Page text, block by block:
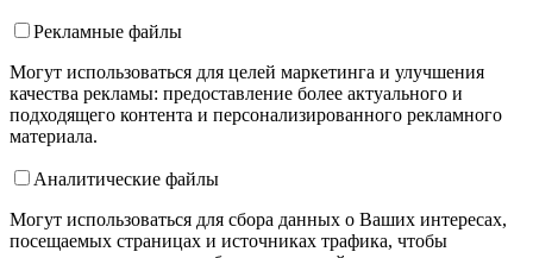
Рекламные файлы
Могут использоваться для целей маркетинга и улучшения
качества рекламы: предоставление более актуального и
подходящего контента и персонализированного рекламного
материала.
Аналитические файлы
Могут использоваться для сбора данных о Ваших интересах,
посещаемых страницах и источниках трафика, чтобы